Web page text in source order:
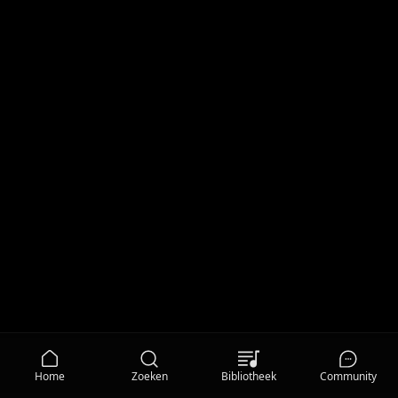
Home Zoeken Bibliotheek Community